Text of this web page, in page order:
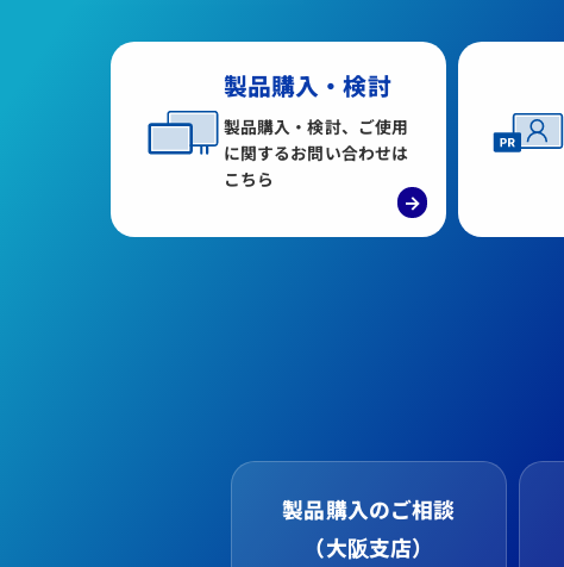
製品購入・検討
製品購入・検討、ご使用
に関するお問い合わせは
こちら
→
製品購入のご相談
（大阪支店）